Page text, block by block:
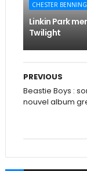
CHESTER
Linkin Park
Twilight
PREVIOUS
Beastie Boys :
nouvel album